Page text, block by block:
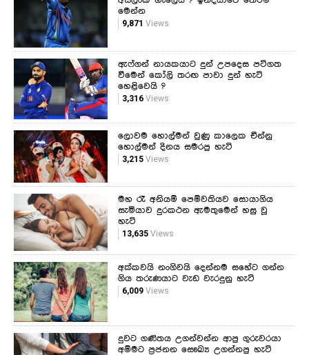
මෙන්න
9,871 Views
ඇෆ්ගන් නායකයාට දුන් උපදෙස පටිගත
වීමෙන් කෝලි තරඟ පාවා දුන් හැටි
හෙළිවෙයි ?
3,316Views
ලොවම හොල්මන් වුණු කාලෙක චීන්නු
හොල්මන් දිනය සමරපු හැටි
3,215Views
මහ රෑ අනියම් පෙම්වතියව සොයාගිය
සැමියාව දුරකථන ඇමතුමෙන් හසු වූ
හැටි
13,635Views
අක්කවයි නංගිවයි දෙන්නම සහේට ගන්න
ගිය තරුණයාට වැඩ වැරදුනු හැටි
6,009Views
දුවට ගණිතය උගන්වන්න ආපු ගුරුවරයා
අම්මට ප්‍රජනන සෞඛ්‍ය උගන්නපු හැටි